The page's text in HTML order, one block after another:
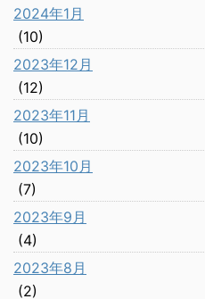
2024年1月
(10)
2023年12月
(12)
2023年11月
(10)
2023年10月
(7)
2023年9月
(4)
2023年8月
(2)